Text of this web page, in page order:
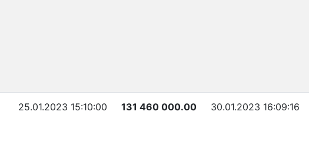
25.01.2023 15:10:00 131 460 000.00 30.01.2023 16:09:16